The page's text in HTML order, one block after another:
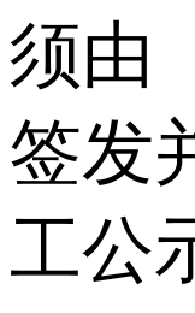
须由
签发
工公